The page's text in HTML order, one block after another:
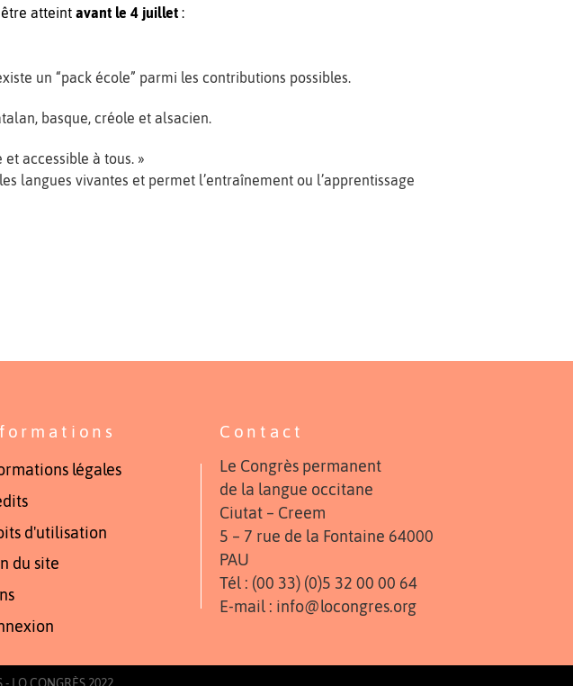
être atteintavant le 4 juillet :
un “pack école” parmi les contributions possibles.
basque, créole et alsacien.
et accessible à tous. »
langues vivantes et permet l’entraînement ou l’apprentissage
légales
d'utilisation
du site
Contact
Le Congrès permanent
de la langue occitane
Ciutat – Creem
5 – 7 rue de la Fontaine 64000
PAU
Tél : (00 33) (0)5 32 00 00 64
E-mail : info@locongres.org